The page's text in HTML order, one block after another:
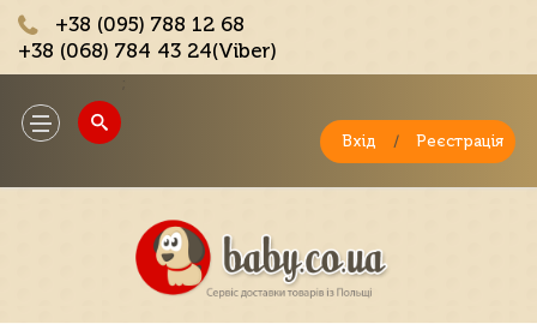
+38 (095) 788 12 68
+38 (068) 784 43 24(Viber)
Toggle
navigation
Вхід / Реєстрація